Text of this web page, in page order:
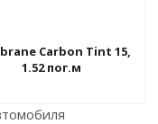
Carbon Tint 15,
1.52 пог.м